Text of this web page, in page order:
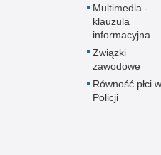
Multimedia -
klauzula
informacyjna
Związki
zawodowe
Równość płci w
Policji